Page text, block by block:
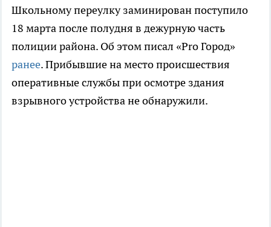
Школьному переулку заминирован поступило
18 марта после полудня в дежурную часть
полиции района. Об этом писал «Pro Город»
ранее. Прибывшие на место происшествия
оперативные службы при осмотре здания
взрывного устройства не обнаружили.